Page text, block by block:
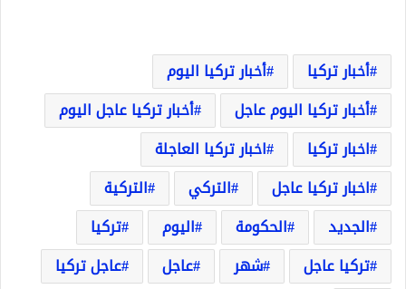
أخبار تركيا
أخبار تركيا اليوم
أخبار تركيا اليوم عاجل
أخبار تركيا عاجل اليوم
اخبار تركيا
اخبار تركيا العاجلة
اخبار تركيا عاجل
التركي
التركية
الجديد
الحكومة اليوم
تركيا
تركيا عاجل
شهر عاجل
عاجل تركيا